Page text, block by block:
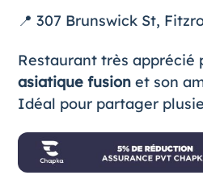
📍 307 Brunswick St,
Restaurant très apprécié
asiatique fusionet son
Idéal pour partager